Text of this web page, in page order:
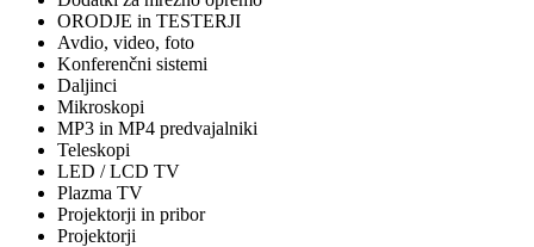
ORODJE in TESTERJI
Avdio, video, foto
Konferenčni sistemi
Daljinci
Mikroskopi
MP3 in MP4 predvajalniki
Teleskopi
LED / LCD TV
Plazma TV
Projektorji in pribor
Projektorji